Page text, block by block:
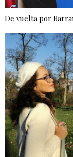
De vuelta por